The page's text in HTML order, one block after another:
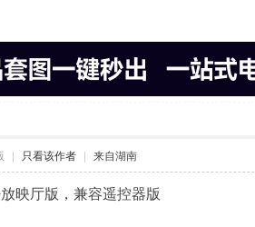
只看该作者 来自湖南
映厅版，兼容遥控器版